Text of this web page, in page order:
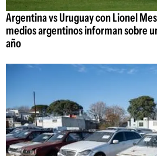
Argentina vs Uruguay con Lionel
medios argentinos informan sobre
año